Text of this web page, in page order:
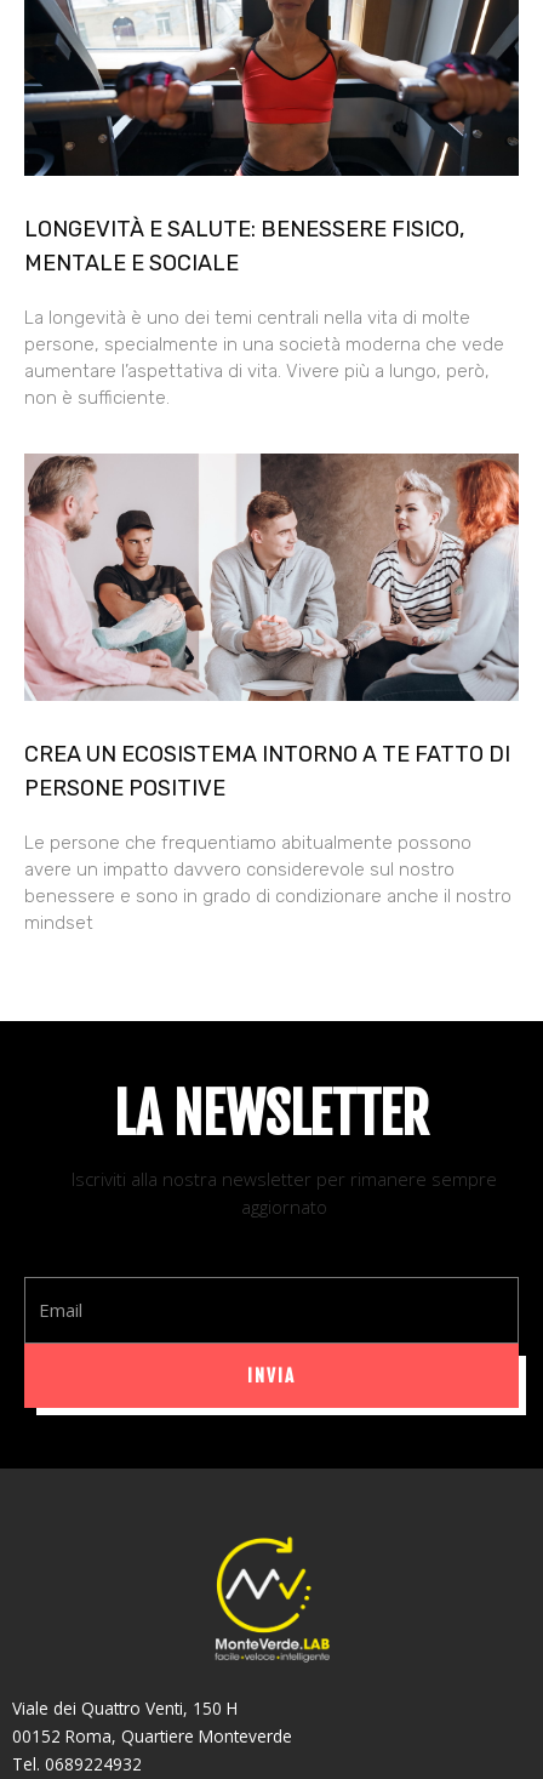
LONGEVITÀ E SALUTE: BENESSERE FISICO,
MENTALE E SOCIALE
La longevità è uno dei temi centrali nella vita di molte
persone, specialmente in una società moderna che vede
aumentare l’aspettativa di vita. Vivere più a lungo, però,
non è sufficiente.
CREA UN ECOSISTEMA INTORNO A TE FATTO DI
PERSONE POSITIVE
Le persone che frequentiamo abitualmente possono
avere un impatto davvero considerevole sul nostro
benessere e sono in grado di condizionare anche il nostro
mindset
LA NEWSLETTER
Iscriviti alla nostra newsletter per rimanere sempre
aggiornato
INVIA
Viale dei Quattro Venti, 150 H
00152 Roma, Quartiere Monteverde
Tel. 0689224932